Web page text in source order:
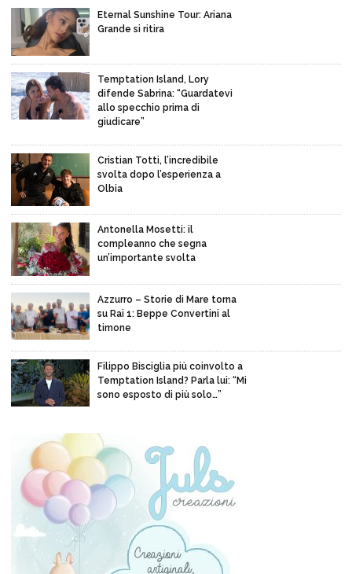
Eternal Sunshine Tour: Ariana
Grande si ritira
Temptation Island, Lory
difende Sabrina: “Guardatevi
allo specchio prima di
giudicare”
Cristian Totti, l’incredibile
svolta dopo l’esperienza a
Olbia
Antonella Mosetti: il
compleanno che segna
un’importante svolta
Azzurro – Storie di Mare torna
su Rai 1: Beppe Convertini al
timone
Filippo Bisciglia più coinvolto a
Temptation Island? Parla lui: “Mi
sono esposto di più solo…”